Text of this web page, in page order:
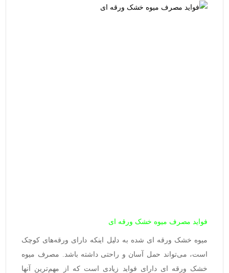
فواید مصرف میوه خشک ورقه ای
میوه خشک ورقه ای شده به دلیل اینکه دارای ورقه‌های کوچک
است، می‌تواند حمل آسان و راحتی داشته باشد. مصرف میوه
خشک ورقه ای دارای فواید زیادی است که از مهم‌ترین آنها